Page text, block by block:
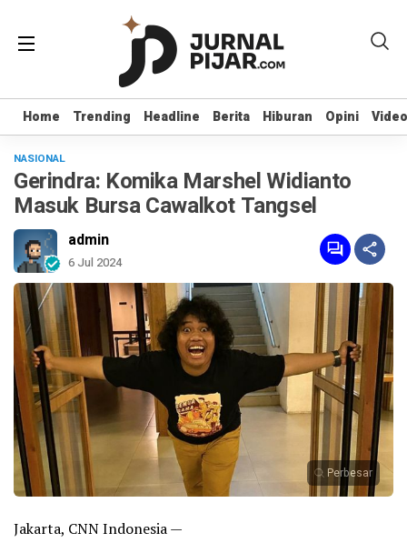
Home Trending Headline Berita Hiburan Opini Video
Home Trending Headline Berita Hiburan Opini Video
NASIONAL
Gerindra: Komika Marshel Widianto
Masuk Bursa Cawalkot Tangsel
admin
6 Jul 2024
Perbesar
Jakarta, CNN Indonesia —